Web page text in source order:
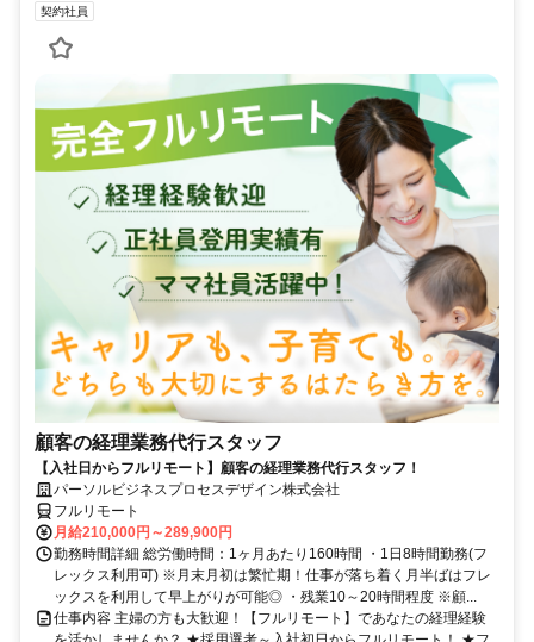
契約社員
顧客の経理業務代行スタッフ
【入社日からフルリモート】顧客の経理業務代行スタッフ！
パーソルビジネスプロセスデザイン株式会社
フルリモート
月給210,000円～289,900円
勤務時間詳細 総労働時間：1ヶ月あたり160時間 ・1日8時間勤務(フ
レックス利用可) ※月末月初は繁忙期！仕事が落ち着く月半ばはフレ
ックスを利用して早上がりが可能◎ ・残業10～20時間程度 ※顧...
仕事内容 主婦の方も大歓迎！【フルリモート】であなたの経理経験